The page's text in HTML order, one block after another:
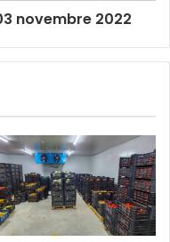
novembre 2022